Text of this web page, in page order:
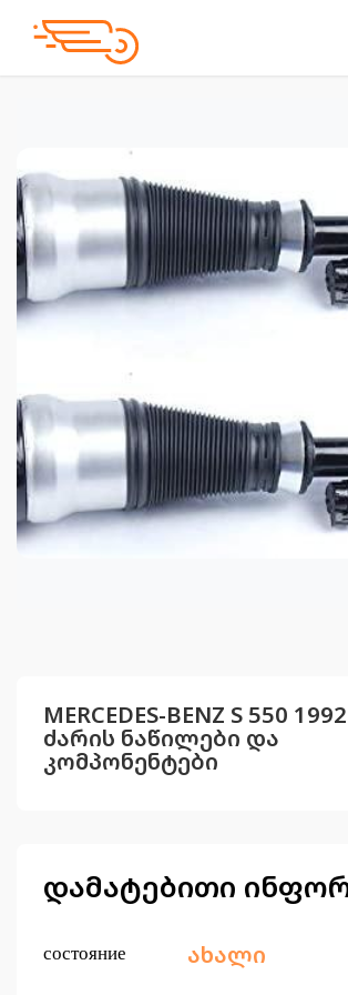
MERCEDES-BENZ S 550
ძარის ნაწილები და
კომპონენტები
დამატებითი
состояние ახალი